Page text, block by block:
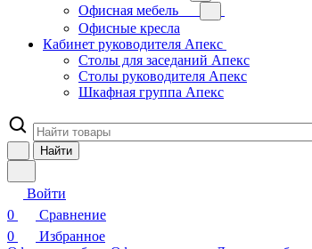
Офисная мебель
Офисные кресла
Кабинет руководителя Апекс
Столы для заседаний Апекс
Столы руководителя Апекс
Шкафная группа Апекс
Найти
Войти
0
Сравнение
0
Избранное